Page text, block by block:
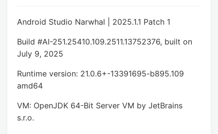
Android Studio Narwhal | 2025.1.1 Patch 1
Build #AI-251.25410.109.2511.13752376, built on
July 9, 2025
Runtime version: 21.0.6+-13391695-b895.109
amd64
VM: OpenJDK 64-Bit Server VM by JetBrains
s.r.o.